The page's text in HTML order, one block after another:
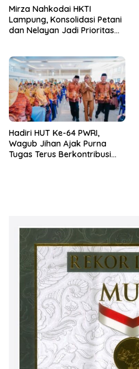
Mirza Nahkodai HKTI
Lampung, Konsolidasi Petani
dan Nelayan Jadi Prioritas
Hadiri HUT Ke-64 PWRI,
Wagub Jihan Ajak Purna
Tugas Terus Berkontribusi